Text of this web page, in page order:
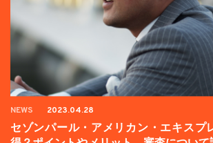
NEWS 2023.04.28
セゾンパール・アメリカン・エキスプ